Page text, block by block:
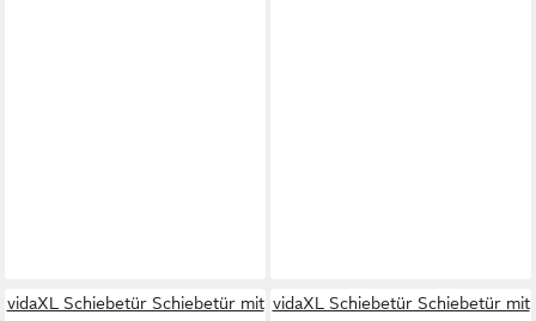
vidaXL Schiebetür Schiebetür mit vidaXL Schiebetür Schiebetür mit